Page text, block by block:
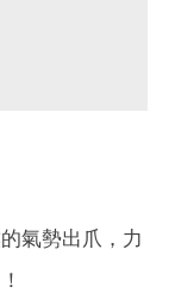
氣勢出爪，力